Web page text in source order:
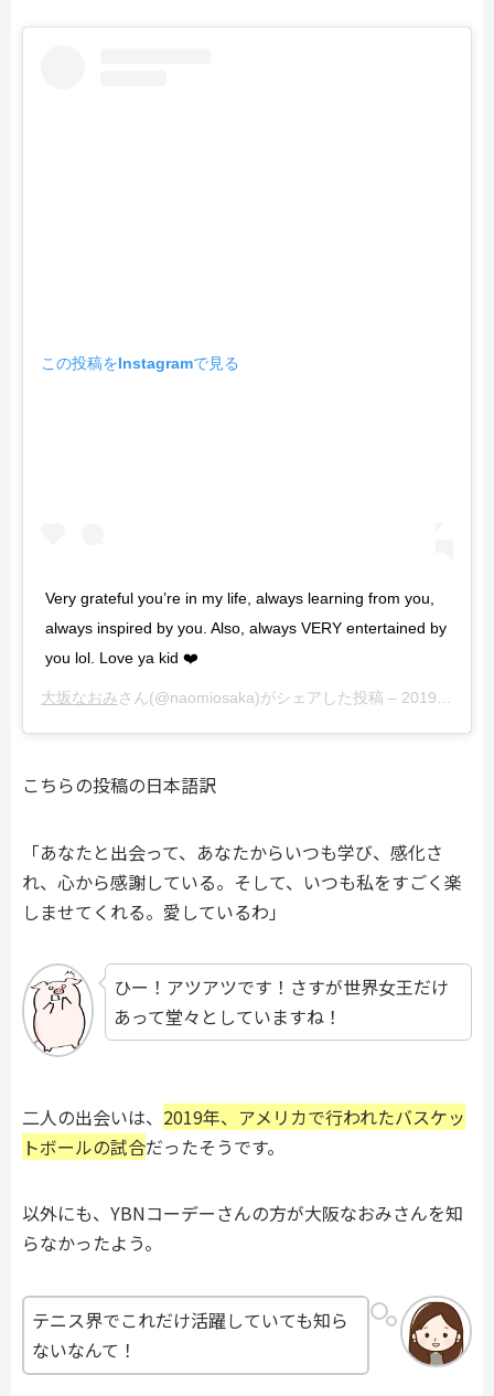
この投稿をInstagramで見る
Very grateful you’re in my life, always learning from you,
always inspired by you. Also, always VERY entertained by
you lol. Love ya kid ❤️
大坂なおみさん(@naomiosaka)がシェアした投稿 – 2019年 9月月11日午前11時49分PDT
こちらの投稿の日本語訳
「あなたと出会って、あなたからいつも学び、感化さ
れ、心から感謝している。そして、いつも私をすごく楽
しませてくれる。愛しているわ」
ひー！アツアツです！さすが世界女王だけ
あって堂々としていますね！
二人の出会いは、 2019年、アメリカで行われたバスケッ
トボールの試合だったそうです。
以外にも、YBNコーデーさんの方が大阪なおみさんを知
らなかったよう。
テニス界でこれだけ活躍していても知ら
ないなんて！